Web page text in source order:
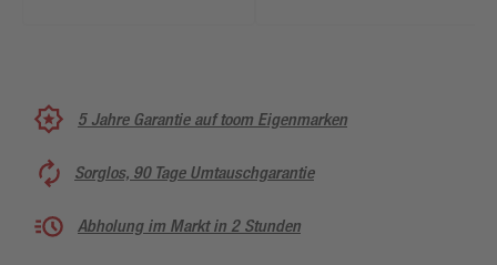
5 Jahre Garantie auf toom Eigenmarken
Sorglos, 90 Tage Umtauschgarantie
Abholung im Markt in 2 Stunden